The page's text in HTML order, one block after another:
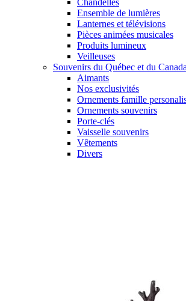
Chandelles
Ensemble de lumières
Lanternes et télévisions
Pièces animées musicales
Produits lumineux
Veilleuses
Souvenirs du Québec et du Canada
Aimants
Nos exclusivités
Ornements famille
Ornements souvenirs
Porte-clés
Vaisselle souvenirs
Vêtements
Divers